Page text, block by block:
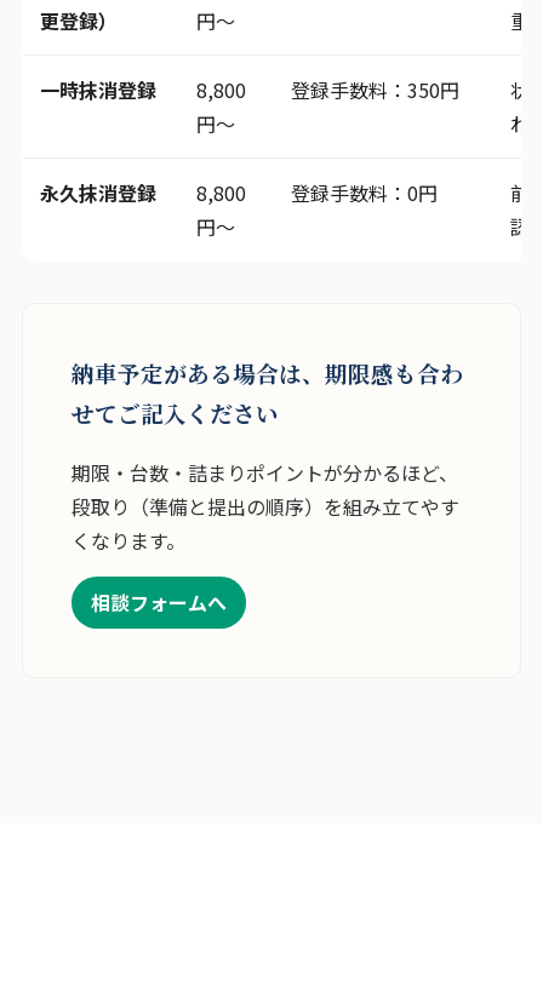
更登録）
円～
重
一時抹消登録
8,800
円～
登録手数料：350円
状
わ
永久抹消登録
8,800
円～
登録手数料：0円
前
認
納車予定がある場合は、期限感も合わ
せてご記入ください
期限・台数・詰まりポイントが分かるほど、
段取り（準備と提出の順序）を組み立てやす
くなります。
相談フォームへ